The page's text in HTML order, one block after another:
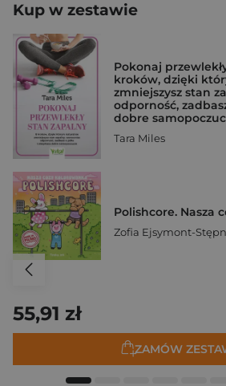
Kup w zestawie
Pokonaj
kroków, dzięki
zmniejszysz stan
odporność,
dobre
Tara Miles
Polishcore. Nasza
Zofia Ejsymont-
55,91 zł
ZAMÓW